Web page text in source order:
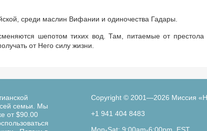
среди маслин Вифании и одиночества Гадары.
шепотом тихих вод. Там, питаемые от престола
от Него силу жизни.
семьи. Мы
от $90.00
Copyright © 2001—2026 Миссия
+1 941 404 8483